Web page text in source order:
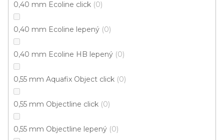
0,40 mm Ecoline click 0
0,40 mm Ecoline lepený 0
0,40 mm Ecoline HB lepený 0
0,55 mm Aquafix Object click 0
0,55 mm Objectline click 0
0,55 mm Objectline lepený 0
Vinylová podlaha RELIT GD Noble CW-1686